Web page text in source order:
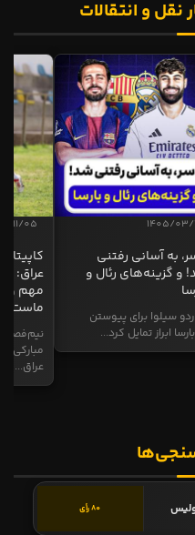
نقل و انتقالات
1405/03/
به آسانی رفتنی
و گزینه‌های رئال و
سیلوا برای پیوستن
ابراز تمایل کرد...
11/05
عراق:
مهم و
ماست
نیم‌فصل
مبارکی
عراق...
80 رأی